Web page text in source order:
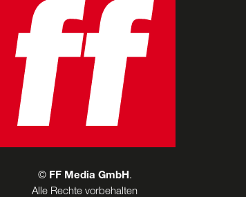
© FF Media GmbH.
Alle Rechte vorbehalten